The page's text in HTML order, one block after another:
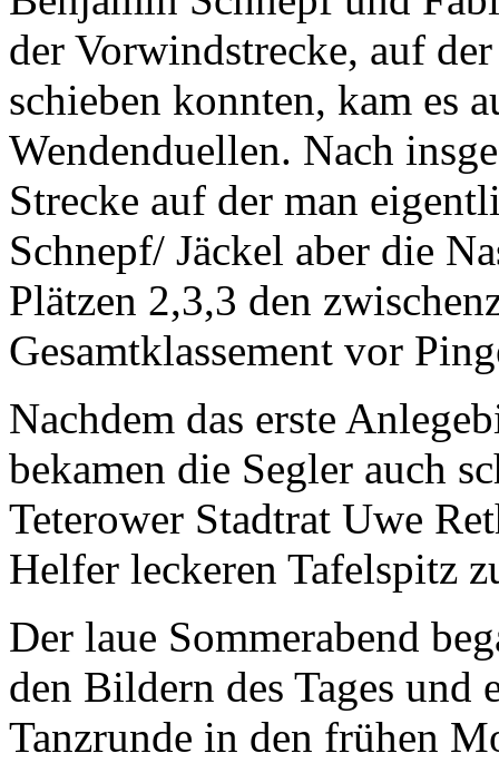
der Vorwindstrecke, auf
schieben konnten, kam es
Wendenduellen. Nach
Strecke auf der man
Schnepf/ Jäckel aber die
Plätzen 2,3,3 den
Gesamtklassement vor
Nachdem das erste
bekamen die Segler auch
Teterower Stadtrat Uwe
Helfer leckeren Tafelspitz
Der laue Sommerabend
den Bildern des Tages und
Tanzrunde in den frühen